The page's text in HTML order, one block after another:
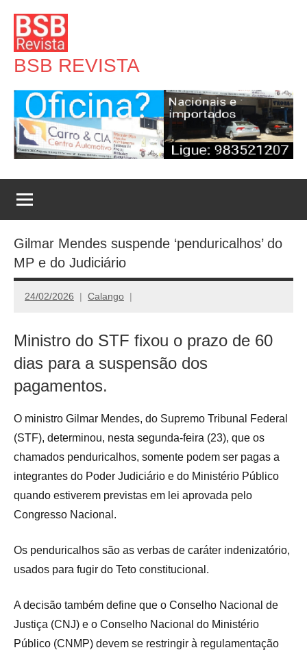
para
conteúdo
BSB REVISTA
Gilmar Mendes suspende ‘penduricalhos’ do
MP e do Judiciário
24/02/2026 Calango
Ministro do STF fixou o prazo de 60
dias para a suspensão dos
pagamentos.
O ministro Gilmar Mendes, do Supremo Tribunal Federal
(STF), determinou, nesta segunda-feira (23), que os
chamados penduricalhos, somente podem ser pagas a
integrantes do Poder Judiciário e do Ministério Público
quando estiverem previstas em lei aprovada pelo
Congresso Nacional.
Os penduricalhos são as verbas de caráter indenizatório,
usados para fugir do Teto constitucional.
A decisão também define que o Conselho Nacional de
Justiça (CNJ) e o Conselho Nacional do Ministério
Público (CNMP) devem se restringir à regulamentação